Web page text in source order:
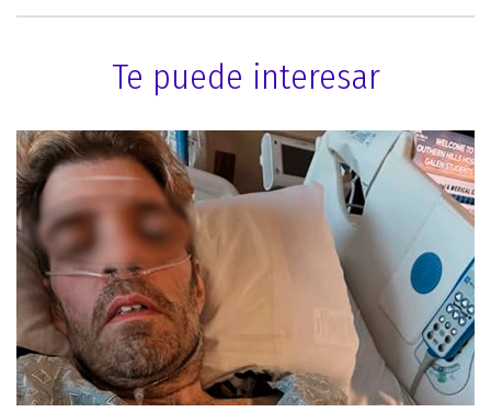
Te puede interesar